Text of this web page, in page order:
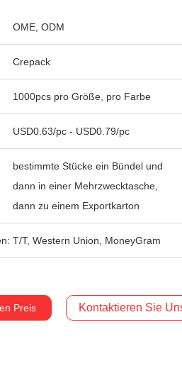
OME, ODM
Crepack
1000pcs pro Größe, pro Farbe
USD0.63/pc - USD0.79/pc
bestimmte Stücke ein Bündel und
dann in einer Mehrzwecktasche,
dann zu einem Exportkarton
T/T, Western Union, MoneyGram
Preis Kontaktieren Sie